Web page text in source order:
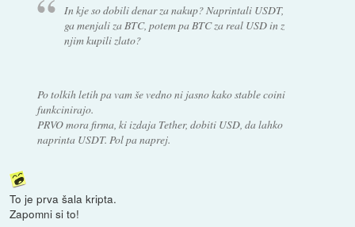
In kje so dobili denar za nakup? Naprintali USDT,
ga menjali za BTC, potem pa BTC za real USD in z
njim kupili zlato?
Po tolkih letih pa vam še vedno ni jasno kako stable coini
funkcinirajo.
PRVO mora firma, ki izdaja Tether, dobiti USD, da lahko
naprinta USDT. Pol pa naprej.
To je prva šala kripta.
Zapomni si to!